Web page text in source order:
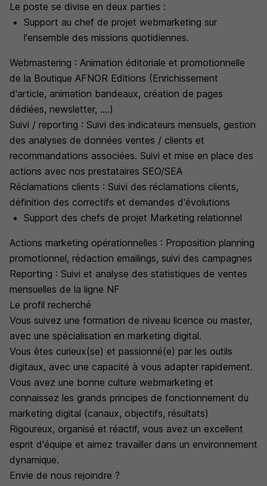
Le poste se divise en deux parties :
Support au chef de projet webmarketing sur
l'ensemble des missions quotidiennes.
Webmastering : Animation éditoriale et promotionnelle
de la Boutique AFNOR Editions (Enrichissement
d'article, animation bandeaux, création de pages
dédiées, newsletter, ....)
Suivi / reporting : Suivi des indicateurs mensuels, gestion
des analyses de données ventes / clients et
recommandations associées. Suivi et mise en place des
actions avec nos prestataires SEO/SEA
Réclamations clients : Suivi des réclamations clients,
définition des correctifs et demandes d'évolutions
Support des chefs de projet Marketing relationnel
Actions marketing opérationnelles : Proposition planning
promotionnel, rédaction emailings, suivi des campagnes
Reporting : Suivi et analyse des statistiques de ventes
mensuelles de la ligne NF
Le profil recherché
Vous suivez une formation de niveau licence ou master,
avec une spécialisation en marketing digital.
Vous êtes curieux(se) et passionné(e) par les outils
digitaux, avec une capacité à vous adapter rapidement.
Vous avez une bonne culture webmarketing et
connaissez les grands principes de fonctionnement du
marketing digital (canaux, objectifs, résultats)
Rigoureux, organisé et réactif, vous avez un excellent
esprit d'équipe et aimez travailler dans un environnement
dynamique.
Envie de nous rejoindre ?